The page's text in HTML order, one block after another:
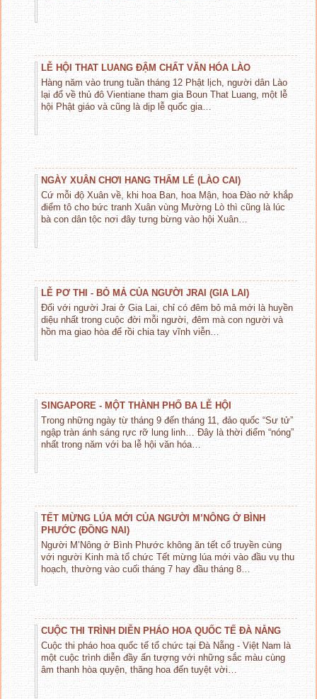
LỄ HỘI THAT LUANG ĐẬM CHẤT VĂN HÓA LÀO
Hàng năm vào trung tuần tháng 12 Phật lịch, người dân Lào
lại đổ về thủ đô Vientiane tham gia Boun That Luang, một lễ
hội Phật giáo và cũng là dịp lễ quốc gia…
NGÀY XUÂN CHƠI HANG THẨM LÉ (LÀO CAI)
Cứ mỗi độ Xuân về, khi hoa Ban, hoa Mận, hoa Đào nở khắp
điểm tô cho bức tranh Xuân vùng Mường Lò thì cũng là lúc
bà con dân tộc nơi đây tưng bừng vào hội Xuân…
LỄ PƠ THI - BỎ MẢ CỦA NGƯỜI JRAI (GIA LAI)
Đối với người Jrai ở Gia Lai, chỉ có đêm bỏ mả mới là huyền
diệu nhất trong cuộc đời mỗi người, đêm mà con người và
hồn ma giao hòa để rồi chia tay vĩnh viễn…
SINGAPORE - MỘT THÀNH PHỐ BA LỄ HỘI
Trong những ngày từ tháng 9 đến tháng 11, đảo quốc “Sư tử”
ngập tràn ánh sáng rực rỡ lung linh… Đây là thời điểm “nóng”
nhất trong năm với ba lễ hội văn hóa…
TẾT MỪNG LÚA MỚI CỦA NGƯỜI M’NÔNG Ở BÌNH
PHƯỚC (ĐỒNG NAI)
Người M’Nông ở Bình Phước không ăn tết cổ truyền cùng
với người Kinh mà tổ chức Tết mừng lúa mới vào đầu vụ thu
hoạch, thường vào cuối tháng 7 hay đầu tháng 8…
CUỘC THI TRÌNH DIỄN PHÁO HOA QUỐC TẾ ĐÀ NẴNG
Cuộc thi pháo hoa quốc tế tổ chức tại Đà Nẵng - Việt Nam là
một cuộc trình diễn đầy ấn tượng với những sắc màu cùng
âm thanh hòa quyện, thăng hoa đến tuyệt vời…